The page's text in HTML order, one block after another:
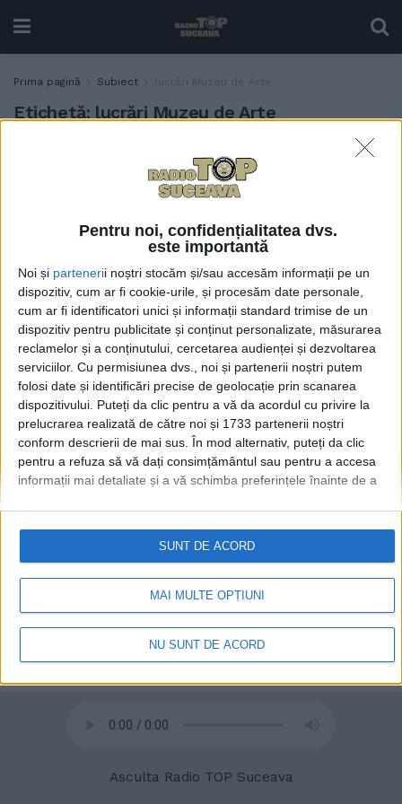
Pentru noi, confidențialitatea dvs.
este importantă
Noi și partenerii noștri stocăm și/sau accesăm informații pe un
dispozitiv, cum ar fi cookie-urile, și procesăm date personale,
cum ar fi identificatori unici și informații standard trimise de un
dispozitiv pentru publicitate și conținut personalizate, măsurarea
reclamelor și a conținutului, cercetarea audienței și dezvoltarea
serviciilor. Cu permisiunea dvs., noi și partenerii noștri putem
folosi date și identificări precise de geolocație prin scanarea
dispozitivului. Puteți da clic pentru a vă da acordul cu privire la
prelucrarea realizată de către noi și 1733 partenerii noștri
conform descrierii de mai sus. În mod alternativ, puteți da clic
pentru a refuza să vă dați consimțământul sau pentru a accesa
informații mai detaliate și a vă schimba preferințele înainte de a
retrageți consimțământul în orice moment, revenind la acest site
și făcând clic pe butonul "Confidențialitate" din partea de jos a
paginii web.
MAI MULTE OPȚIUNI
NU SUNT DE ACORD
SUNT DE ACORD
Prima pagină Subiect lucrări Muzeu de Arte
Etichetă: lucrări Muzeu de Arte
Lucrările la Muzeul de Artă
Suceava, ”în graficul stabilit
de comun acord cu
Patrimoniului și,
bineînțeles, cu
constructorul”
27 SEPTEMBRIE, 2025
© 2020Radio TOP Suceava 104 FM
Asculta Radio TOP Suceava